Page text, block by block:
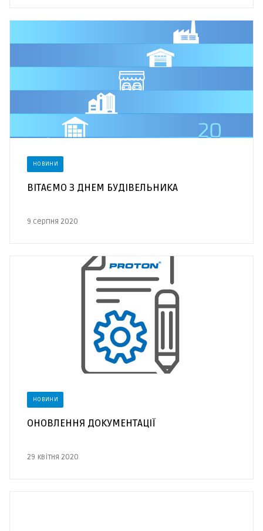
НОВИНИ
ВІТАЄМО З ДНЕМ БУДІВЕЛЬНИКА
9 серпня 2020
НОВИНИ
ОНОВЛЕННЯ ДОКУМЕНТАЦІЇ
29 квітня 2020